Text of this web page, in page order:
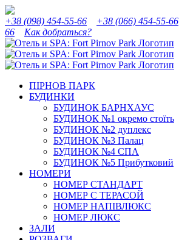
Skip
to
content
Instagram
Facebook
YouTube
Tripadvisor
+38 (098) 454-55-66
+38 (066) 454-55-66
66
Как добраться?
ПІРНОВ ПАРК
БУДИНКИ
БУДИНОК БАРНХАУС
БУДИНОК №1 окремо стоїть
БУДИНОК №2 дуплекс
БУДИНОК №3 Палац
БУДИНОК №4 СПА
БУДИНОК №5 Прибутковий
НОМЕРИ
НОМЕР СТАНДАРТ
НОМЕР С ТЕРАСОЙ
НОМЕР НАПІВЛЮКС
НОМЕР ЛЮКС
ЗАЛИ